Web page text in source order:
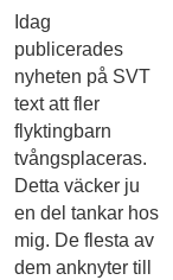
Idag
publicerades
nyheten på SVT
text att fler
flyktingbarn
tvångsplaceras.
Detta väcker ju
en del tankar hos
mig. De flesta av
dem anknyter till